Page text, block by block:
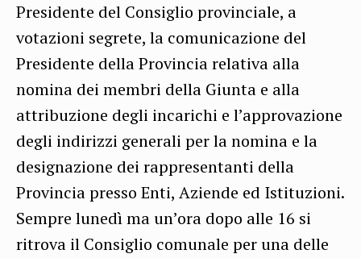
Presidente del Consiglio provinciale, a
votazioni segrete, la comunicazione del
Presidente della Provincia relativa alla
nomina dei membri della Giunta e alla
attribuzione degli incarichi e l’approvazione
degli indirizzi generali per la nomina e la
designazione dei rappresentanti della
Provincia presso Enti, Aziende ed Istituzioni.
Sempre lunedì ma un’ora dopo alle 16 si
ritrova il Consiglio comunale per una delle